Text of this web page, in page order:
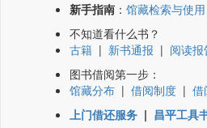
新手指南 ： 馆藏检索与使用
不知道看什么书？
古籍 | 新书通报 | 阅读报
图书借阅第一步：
馆藏分布 | 借阅制度 | 借
上门借还服务 | 昌平工具